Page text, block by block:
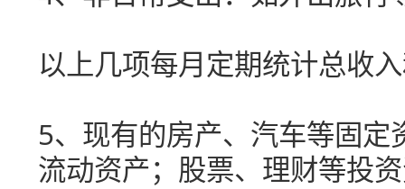
以上几项每月定期统计总收
5、现有的房产、汽车等固
流动资产；股票、理财等投